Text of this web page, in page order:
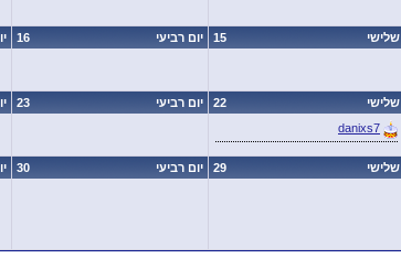
15 שלישי 16 יום רביעי
22
שלישי
danixs7
23 יום רביעי
29 שלישי 30 יום רביעי